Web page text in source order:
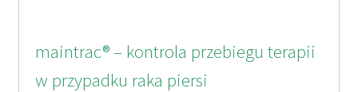
maintrac® – kontrola przebiegu terapii
w przypadku raka piersi